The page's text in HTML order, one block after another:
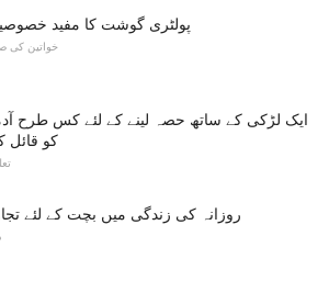
پولٹری گوشت کا مفید
خواتین کی
ایک لڑکی کے ساتھ حصہ لینے کے لئے کس طرح
کو قائل
روزانہ کی زندگی میں بچت کے لئے